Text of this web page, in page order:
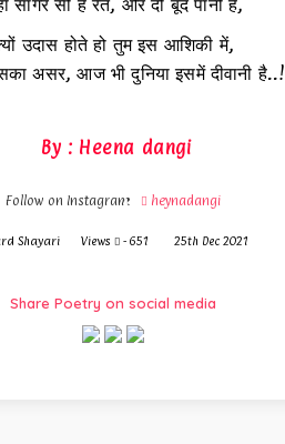
उदास होते हो तुम इस आशिकी में,
असर, आज भी दुनिया इसमें दीवानी है..!
By : Heena dangi
Follow on Instagram heynadangi
Shayari Views - 651 25th Dec 2021
Share Poetry on social media